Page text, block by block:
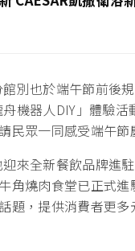
別也於端午節前後
機器人DIY」體驗
民眾一同感受端午節
來全新餐飲品牌進
角燒肉食堂已正式
題，提供消費者更多